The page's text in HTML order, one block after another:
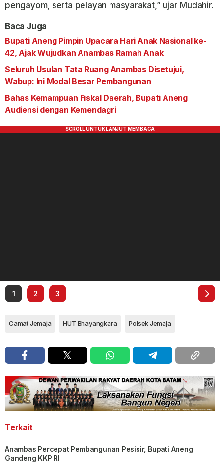
pengayom, serta pelayan masyarakat,” ujar Mudahir.
Baca Juga
Bupati Aneng Pimpin Upacara Hari Anak Nasional ke-
42, Ajak Wujudkan Anambas Ramah Anak
Seluruh Usulan Tata Ruang Anambas Disetujui,
Wabup: Ini Modal Besar Pembangunan
Bahas Kemampuan Fiskal Daerah, Bupati Aneng
Audiensi dengan Kemendagri
1 2 3
Camat Jemaja HUT Bhayangkara Polsek Jemaja
Terkait
Anambas Percepat Pembangunan Pesisir, Bupati Aneng
Gandeng KKP RI